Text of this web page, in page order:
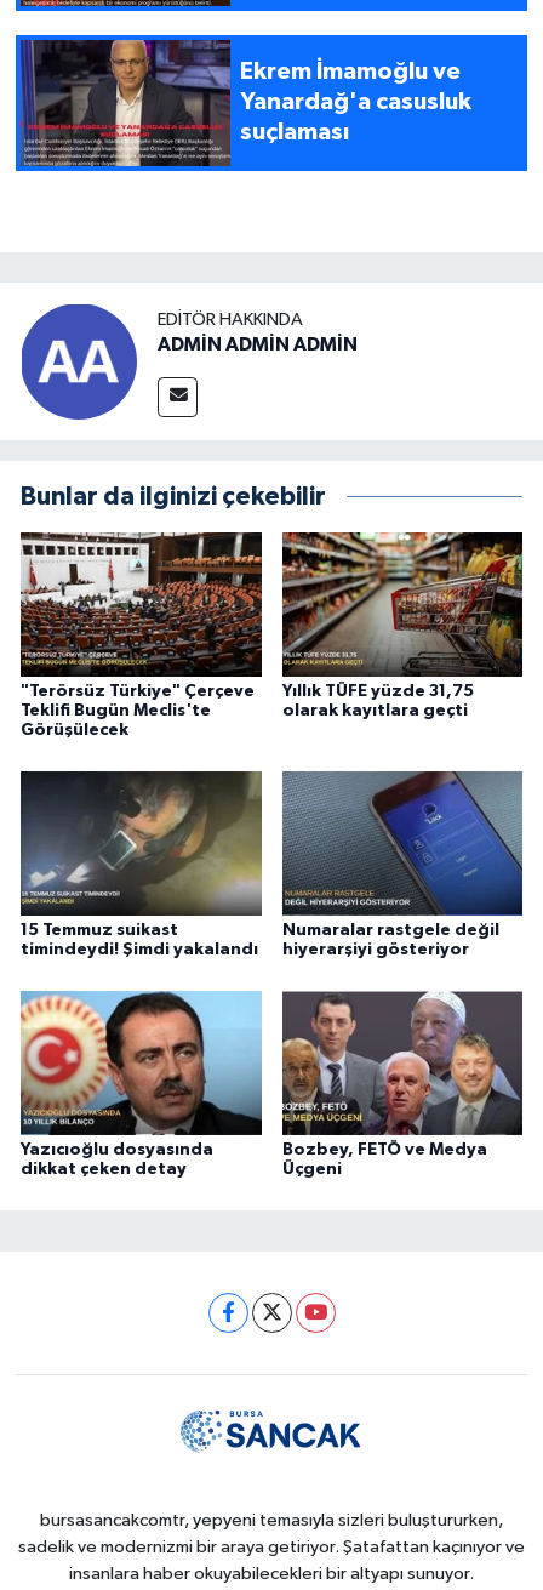
Ekrem İmamoğlu ve
Yanardağ'a casusluk
suçlaması
EDITÖR HAKKINDA
ADMİN ADMİN ADMİN
Bunlar da ilginizi çekebilir
"Terörsüz Türkiye" Çerçeve
Teklifi Bugün Meclis'te
Görüşülecek
Yıllık TÜFE yüzde 31,75
olarak kayıtlara geçti
15 Temmuz suikast
timindeydi! Şimdi yakalandı
Numaralar rastgele değil
hiyerarşiyi gösteriyor
Yazıcıoğlu dosyasında
dikkat çeken detay
Bozbey, FETÖ ve Medya
Üçgeni
bursasancakcomtr, yepyeni temasıyla sizleri buluştururken,
sadelik ve modernizmi bir araya getiriyor. Şatafattan kaçınıyor ve
insanlara haber okuyabilecekleri bir altyapı sunuyor.